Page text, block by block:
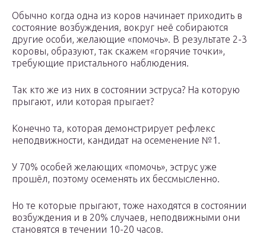
Обычно когда одна из коров начинает приходить в
состояние возбуждения, вокруг неё собираются
другие особи, желающие «помочь». В результате 2-3
коровы, образуют, так скажем «горячие точки»,
требующие пристального наблюдения.
Так кто же из них в состоянии эструса? На которую
прыгают, или которая прыгает?
Конечно та, которая демонстрирует рефлекс
неподвижности, кандидат на осеменение №1.
У 70% особей желающих «помочь», эструс уже
прошёл, поэтому осеменять их бессмысленно.
Но те которые прыгают, тоже находятся в состоянии
возбуждения и в 20% случаев, неподвижными они
становятся в течении 10-20 часов.